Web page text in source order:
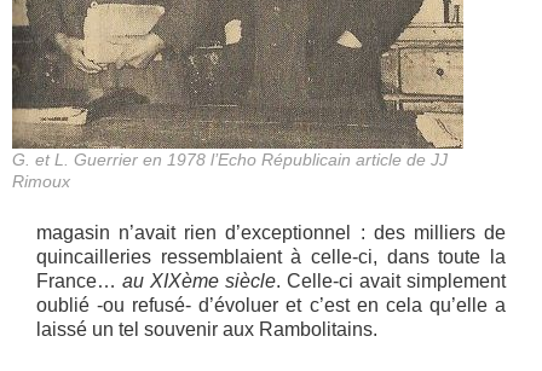
G. et L. Guerrier en 1978 l’Echo Républicain article de JJ
Rimoux
magasin n’avait rien d’exceptionnel : des milliers de
quincailleries ressemblaient à celle-ci, dans toute la
France… au XIXème siècle. Celle-ci avait simplement
oublié -ou refusé- d’évoluer et c’est en cela qu’elle a
laissé un tel souvenir aux Rambolitains.